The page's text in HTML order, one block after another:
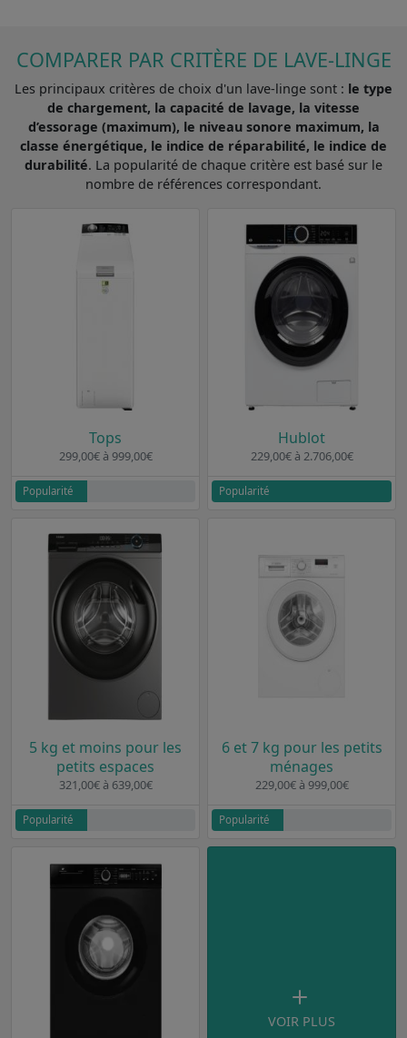
COMPARER PAR CRITÈRE DE LAVE-LINGE
Les principaux critères de choix d'un lave-linge sont : le type
de chargement, la capacité de lavage, la vitesse
d’essorage (maximum), le niveau sonore maximum, la
classe énergétique, le indice de réparabilité, le indice de
durabilité. La popularité de chaque critère est basé sur le
nombre de références correspondant.
Tops
299,00€ à 999,00€
Popularité
Hublot
229,00€ à 2.706,00€
Popularité
5 kg et moins pour les
petits espaces
321,00€ à 639,00€
Popularité
6 et 7 kg pour les petits
ménages
229,00€ à 999,00€
Popularité
VOIR PLUS